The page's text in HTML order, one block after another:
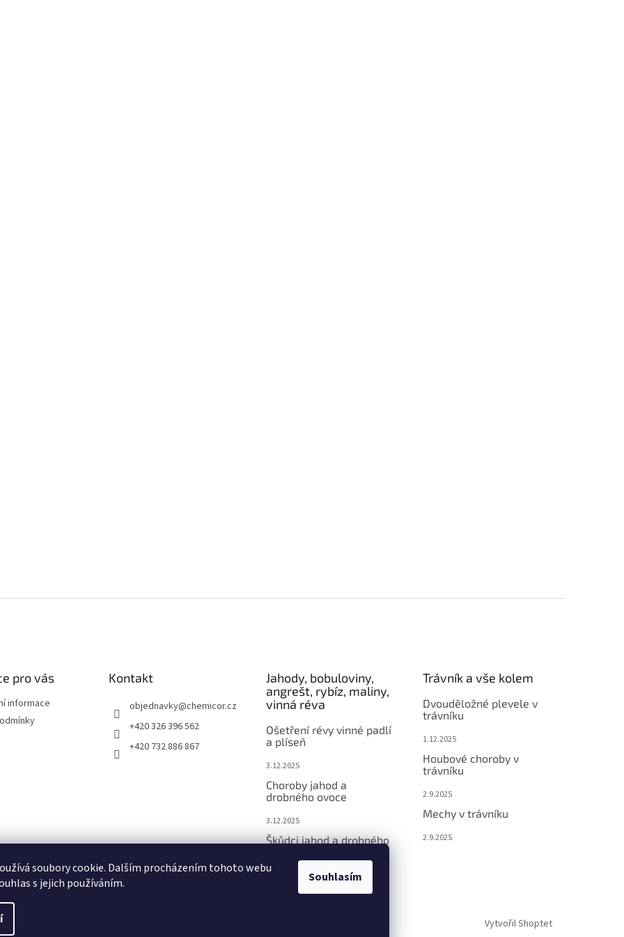
soubory cookie. Dalším procházením tohoto webu
s jejich používáním.
Souhlasím
pro vás
informace
Kontakt
objednavky@chemicor.cz
+420 326 396 562
+420 732 886 867
Jahody, bobuloviny,
angrešt, rybíz, maliny,
vinná réva
Ošetření révy vinné padlí
a plíseň
3.12.2025
Choroby jahod a
drobného ovoce
3.12.2025
Škůdci jahod a drobného
Trávník a vše kolem
Dvouděložné plevele v
trávníku
1.12.2025
Houbové choroby v
trávníku
2.9.2025
Mechy v trávníku
2.9.2025
Vytvořil Shoptet
nastavení cookies